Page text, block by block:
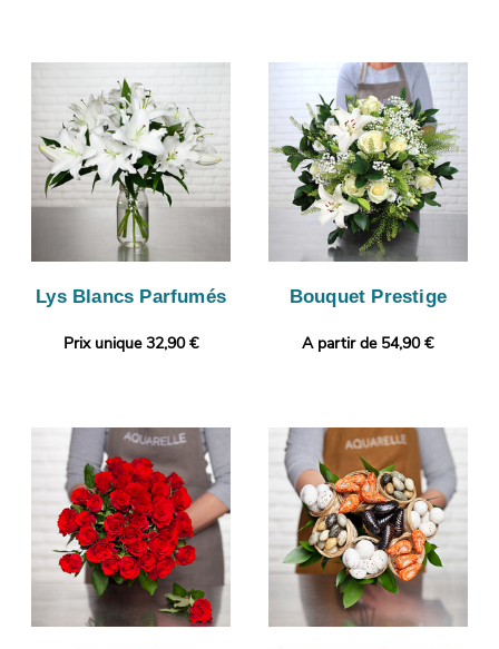
Lys Blancs Parfumés
Prix unique 32,90 €
Bouquet Prestige
A partir de 54,90 €